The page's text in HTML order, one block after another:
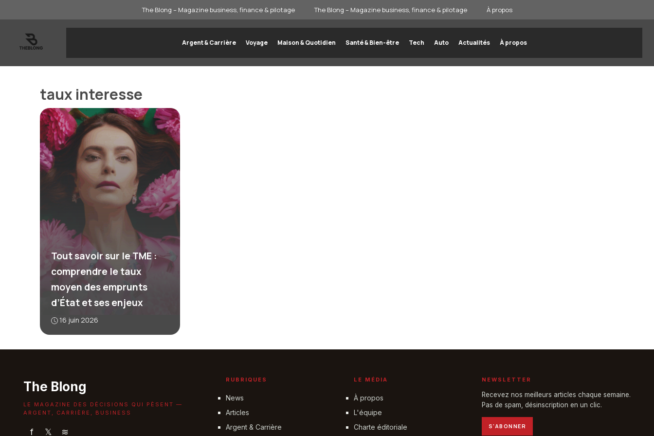
au
contenu
The Blong – Magazine business, finance & pilotage The Blong – Magazine business, finance & pilotage À propos
Argent & Carrière Voyage Maison & Quotidien Santé & Bien-être Tech Auto Actualités À propos
taux interesse
Tout savoir sur le TME :
comprendre le taux
moyen des emprunts
d’État et ses enjeux
16 juin 2026
The Blong
LE MAGAZINE DES DÉCISIONS QUI PÈSENT —
ARGENT, CARRIÈRE, BUSINESS
f 𝕏 ≋
RUBRIQUES
News
Articles
Argent & Carrière
LE MÉDIA
À propos
L'équipe
Charte éditoriale
NEWSLETTER
Recevez nos meilleurs articles chaque semaine.
Pas de spam, désinscription en un clic.
S'ABONNER